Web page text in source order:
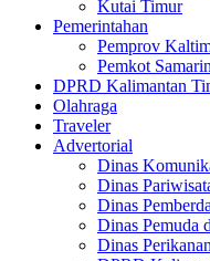
Kutai Timur
Pemerintahan
Pemprov
Pemkot
DPRD Kalimantan
Olahraga
Traveler
Advertorial
Dinas
Dinas
Dinas
Dinas Pemuda
Dinas Perikanan